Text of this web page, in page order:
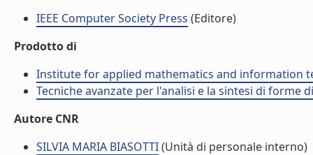
IEEE Computer Society Press (Editore)
Prodotto di
Institute for applied mathematics and information
Tecniche avanzate per l'analisi e la sintesi di forme
Autore CNR
SILVIA MARIA BIASOTTI(Unità di personale interno)